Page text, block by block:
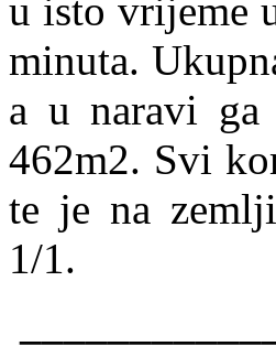
u isto vrijeme
minuta.
a u naravi ga
462m2. Svi
te je na
1/1.